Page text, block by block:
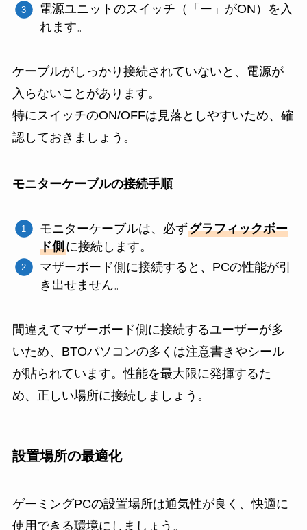
電源ユニットのスイッチ（「ー」がON）を入
れます。
ケーブルがしっかり接続されていないと、電源が
入らないことがあります。
特にスイッチのON/OFFは見落としやすいため、確
認しておきましょう。
モニターケーブルの接続手順
モニターケーブルは、必ずグラフィックボー
ド側に接続します。
マザーボード側に接続すると、PCの性能が引
き出せません。
間違えてマザーボード側に接続するユーザーが多
いため、BTOパソコンの多くは注意書きやシール
が貼られています。性能を最大限に発揮するた
め、正しい場所に接続しましょう。
設置場所の最適化
ゲーミングPCの設置場所は通気性が良く、快適に
使用できる環境にしましょう。